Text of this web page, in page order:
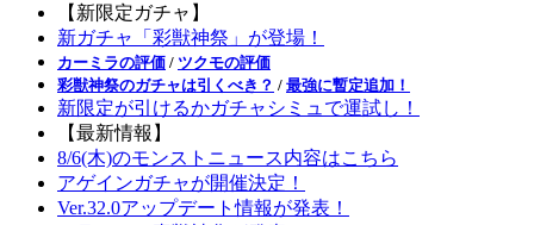
【新限定ガチャ】
新ガチャ「彩獣神祭」が登場！
カーミラの評価 / ツクモの評価
彩獣神祭のガチャは引くべき？ / 最強に暫定追加！
新限定が引けるかガチャシミュで運試し！
【最新情報】
8/6(木)のモンストニュース内容はこちら
アゲインガチャが開催決定！
Ver.32.0アップデート情報が発表！